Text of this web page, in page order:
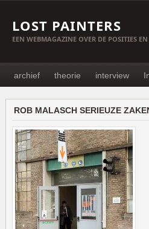
LOST PAINTERS
EEN WEBMAGAZINE OVER DE POSITIES
archief theorie interview
ROB MALASCH SERIEUZE